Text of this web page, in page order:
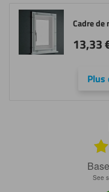
Cadre
13,33
see